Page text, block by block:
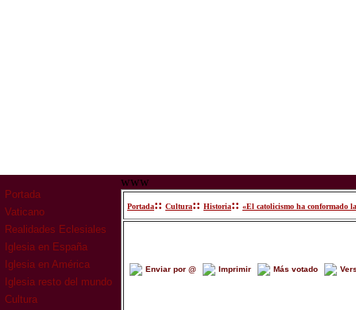
Portada
Vaticano
Realidades Eclesiales
Iglesia en España
Iglesia en América
Iglesia resto del mundo
Cultura
www
Portada:: Cultura:: Historia:: «El catolicismo ha conformado
Enviar por @ Imprimir Más votado